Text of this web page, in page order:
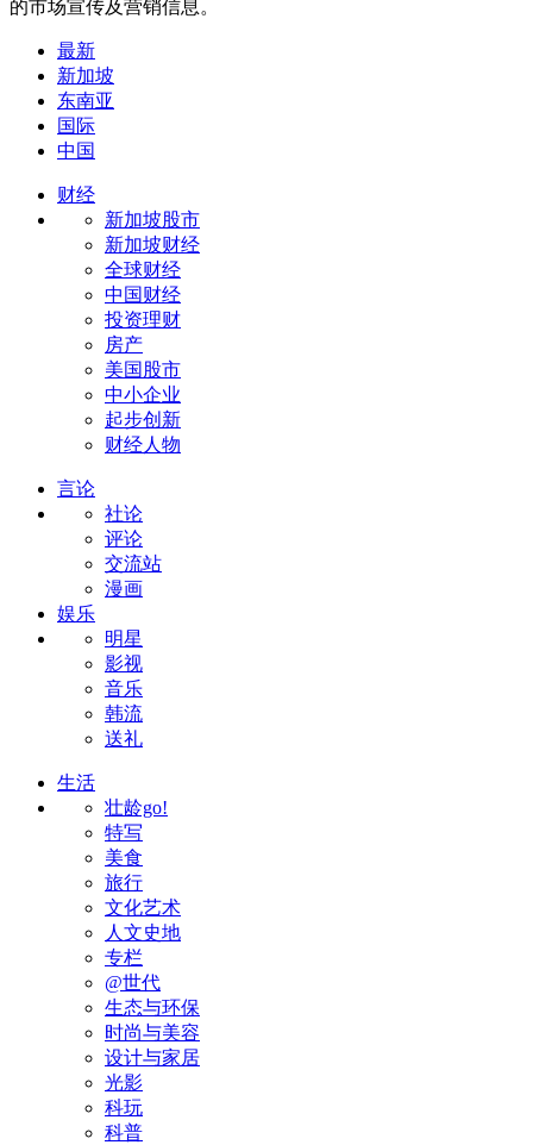
的市场宣传及营销信息。
最新
新加坡
东南亚
国际
中国
财经
新加坡股市
新加坡财经
全球财经
中国财经
投资理财
房产
美国股市
中小企业
起步创新
财经人物
言论
社论
评论
交流站
漫画
娱乐
明星
影视
音乐
韩流
送礼
生活
壮龄go!
特写
美食
旅行
文化艺术
人文史地
专栏
@世代
生态与环保
时尚与美容
设计与家居
光影
科玩
科普